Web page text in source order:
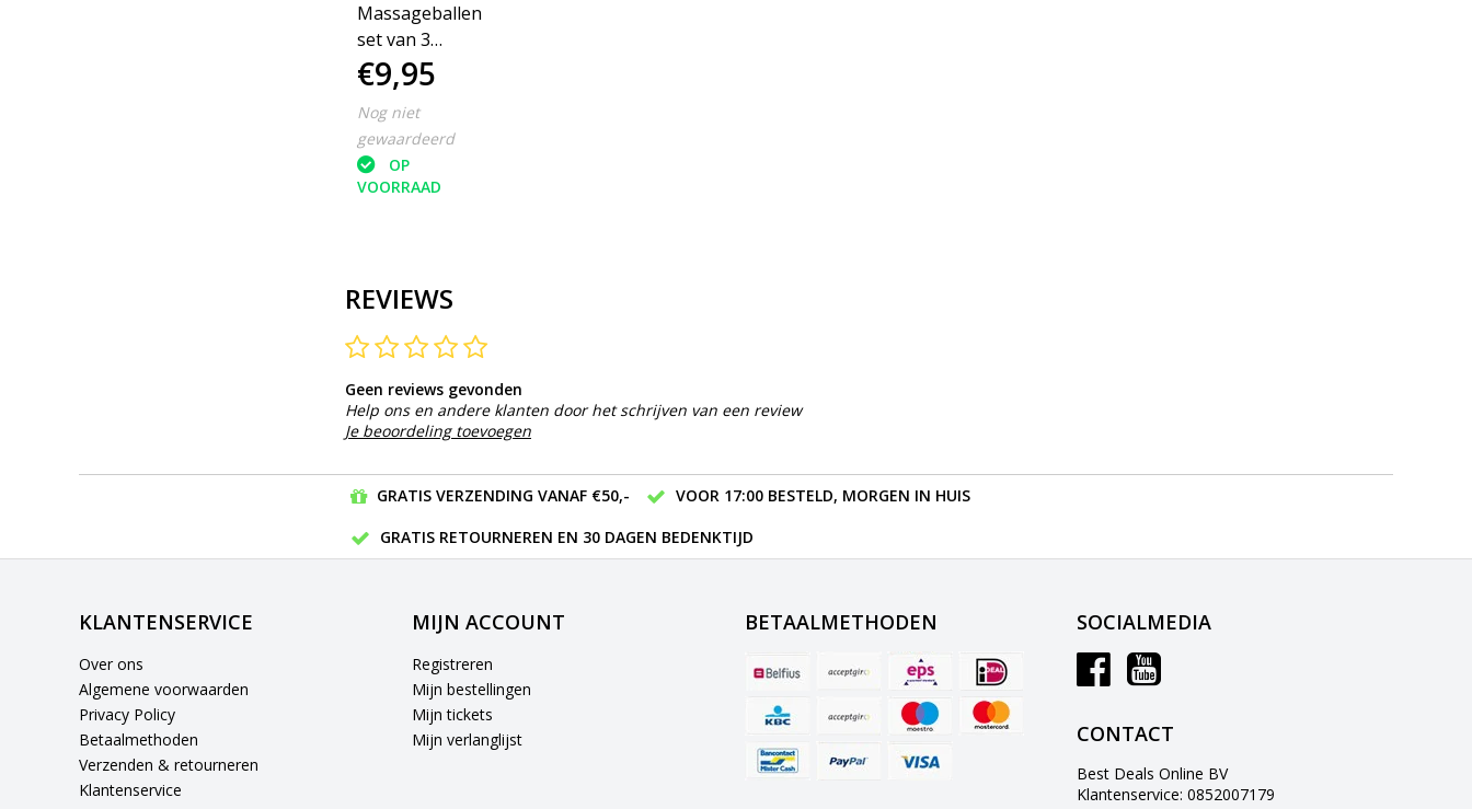
Massageballen
set van 3
Blauw
€9,95
Nog niet
gewaardeerd
OP
VOORRAAD
REVIEWS
Geen reviews gevonden
Help ons en andere klanten door het schrijven van een review
Je beoordeling toevoegen
GRATIS VERZENDING VANAF €50,-
VOOR 17:00 BESTELD, MORGEN IN HUIS
GRATIS RETOURNEREN EN 30 DAGEN BEDENKTIJD
KLANTENSERVICE
Over ons
Algemene voorwaarden
Privacy Policy
Betaalmethoden
Verzenden & retourneren
Klantenservice
MIJN ACCOUNT
Registreren
Mijn bestellingen
Mijn tickets
Mijn verlanglijst
BETAALMETHODEN SOCIALMEDIA
CONTACT
Best Deals Online BV
Klantenservice: 0852007179